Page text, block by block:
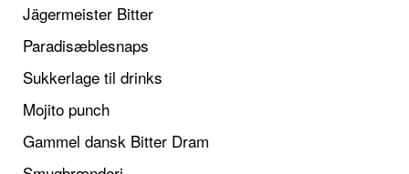
Jägermeister Bitter
Paradisæblesnaps
Sukkerlage til drinks
Mojito punch
Gammel dansk Bitter Dram